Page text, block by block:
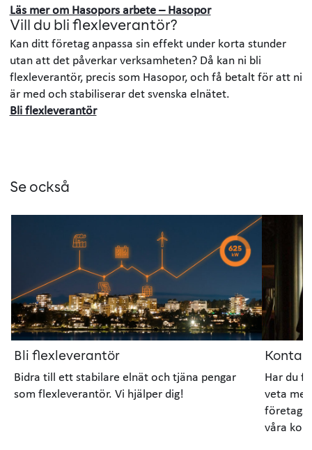
Läs mer om Hasopors arbete – Hasopor
Vill du bli flexleverantör?
Kan ditt företag anpassa sin effekt under korta stunder
utan att det påverkar verksamheten? Då kan ni bli
flexleverantör, precis som Hasopor, och få betalt för att ni
är med och stabiliserar det svenska elnätet.
Bli flexleverantör
Se också
Bli flexleverantör
Bidra till ett stabilare elnät och tjäna pengar
som flexleverantör. Vi hjälper dig!
Har du
veta
våra